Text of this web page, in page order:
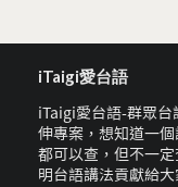
iTaigi愛台語
iTaigi愛台語-群眾台
伸專案，想知道一
都可以查，但不一
明台語講法貢獻給